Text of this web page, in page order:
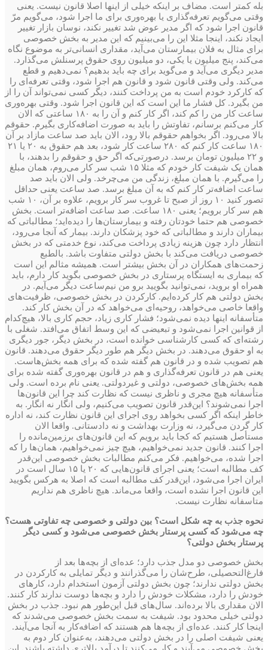
بله کمتر است. مضاف بر اینکه خیلی از اینها اصلا قانون نیست. یعنی
وقتی می‌گویم تعرفه‌گذاری یا بهره‌وری برای ما اجرا شود، می‌گویم مرّ
قانون اجرا شود که اگر مدیر عوض شد‌ تغییر نکند، نوسان بازار تغییر
ایجاد نکند، اینجا مثلا این را می‌بینیم که این مدیر به بخش خصوصی
برای مثال به فلان بیمارستان می‌آید، مقداری انسانی‌تر به موضوع نگاه
می‌کند، پنج میلیون یا یکی، دو میلیون روی حقوق پرسنلش می‌گذارد.
مدیر دیگری می‌آید و می‌گوید برای چه باید بدهیم؟ نمی‌دهیم و قطع
می‌کند. ولی وقتی قانون شود و قانون هم اجرا شود، وقتی تعرفه‌ای‌ را
که کارکرد خودم است ‌به من پرداخت کنند، دیگر کسی نمی‌تواند آن را از
من بگیرد. کل فشار ما این است که این قانون اجرا شود. وقتی بهره‌وری
ساعت کار من را کم کند، اگر کار کنم و آن را به ۱۸۰ ساعتی که الان
کار می‌کنم برسانم، تفاوتش را باید به صورت اضافه‌کاری بگیرم. حقوقم
بالا می‌رود. اگر بخواهم حقوقم بالا رود، الان باید صد ساعت مازاد بر آن
۱۸۰ ساعت کار کنم که ۲۸۰ ساعت کار شود، بعد هم حقوق به ۲۰ یا ۲۱
و ۲۲ میلیون تومان برسد. در‌صورتی‌که اگر حق و حقوقم را بدهند، با
همان یک شیفت کار خودم که مثلا ۱۵ شب سر کار می‌روم، همان مبلغ
را می‌گیرم. با همان مبلغ، زندگی من می‌چرخد. ولی الان باید صد
ساعت اضافه‌تر کار کنم که به آن مبلغ برسد. صد ساعت یعنی حداقل
تصور کنید ۱۰ روز از صبح تا غروب سر کار برویم، علاوه بر آن، ۱۰ شب
هم سر کار برویم؛ یعنی ۱۸۰ ساعت. صد ساعت اضافه‌تر است.‌ بخش
خصوصی هم حتما خودتان رفته‌‌ و بیمارستان‌ها را دیده‌اید؛ مطالباتی که
بیماران دارند و مطالباتی که خود پزشکان دارند. بیمار که آنجا می‌رود،
انتظار دارد چون هزینه زیادی پرداخت می‌کند، نوع خدمتی که در بخش
خصوصی دریافت می‌کند با بخش دولتی متفاوت باشد. بالطبع
زحمت‌های همکاران در آن بخش بیشتر است. همیشه مثالم این است
که بیماری به ایستگاه پرستاری در بخش خصوصی بگوید کار دارم، باید
همراه او بروید، نمی‌توانید بگویید برو من نیم‌ساعت دیگر می‌آیم. در
بخش دولتی هم کار کرده‌ایم. کارکردن در بخش خصوصی، ظرفیت‌های
واقعا خاصی می‌خواهد، روحیه‌ای می‌خواهد که در آن بخش کار کند.
متأسفانه اینها دیده نمی‌شود؛ فشار کاری زیاد، حجم کاری بالا، هیچ‌کدام
از قوانین اجرا نمی‌شود و تبعیضی که این وسط اتفاق می‌افتد. شغلی با
رشته‌ای که کسی کارشناسی خوانده است، در بخش دیگر، جور دیگری
به او حقوق می‌دهند. در بخش دیگر هم طور دیگر حقوق می‌دهند. قانون
هم تصویب شده و در قانون هم گفته شده که برای همه بخش‌هاست.
یعنی هم در قانون تعرفه‌گذاری و هم در قانون بهره‌وری گفته شده برای
همه بخش‌های خصوصی، دولتی و غیردولتی. یعنی نام برده است. ولی
متأسفانه هیچ مجری و ناظری نیست که نظارت کند ‌چرا این قانون‌ها
اجرا نمی‌شوند؟ ‌این‌قدر قانون تصویب می‌کنیم، ولی انگار نه انگار. به‌
خاطر اینکه اگر کسی بخواهد روی اجرای این قانون نظارت کند، نه اداره
کار گردن می‌گیرد، نه وزارت بهداشت و نه دادستانی‌. واقعا الان
‌‌مستأصل هستیم که کجا باید برویم که این قانون‌های برزمین‌مانده را
اجرا کنند. قانون جدید نمی‌خواهیم، هیچ چیز نمی‌خواهیم، همان‌ها را که
اجرا شده‌، می‌خواهیم. فکر می‌کنم مطالبات بخش خصوصی این‌قدر
کف مطالبه است؛ یعنی اجرای قانون‌هایی که ۲۰ یا ۱۵ سال است‌ در
ایران اجرا می‌شود، این‌قدر کف مطالبه است که اصلا به هر‌کس بگویید
این قانون اجرا نشده است، واقعا می‌ماند. هیچ ناظری هم نداریم
متاسفانه نظارت نیست.
نحوه جذب به چه شکل است؟ بین دولتی و خصوصی چه تفاوتی هست؟
چه می‌شود که کسی پرستار بخش خصوصی می‌شود و کسی دیگر
پرستار بخش دولتی‌؟
‌بخش خصوصی دو مدل جذب دارد؛ عده‌ای از بچه‌ها بعد از
فارغ‌التحصیلی، طرح‌شان را می‌گذرانند و دیگر تمایلی به کار‌کردن در
بخش دولتی ندارند؛ چون بخش دولتی آزمون استخدام دارد، کارهای
خودش را دارد، مشکلات خودش را دارد و بچه‌ها دوست ندارند کار کنند.
الان مقداری بالا برده‌اند. سال‌های قبل این‌طور هم نبود. جذب در بخش
دولتی خیلی محدود بود. شیفت به سمت بخش خصوصی می‌شدند که
اینجا کار کنند. عده‌ای از بچه‌ها هم هستند که اضافه‌کار به آنجا می‌آیند.
یعنی شیفت اصلی را در بخش دولتی می‌دهند، به‌عنوان کار دوم به